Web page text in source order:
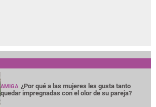
AMIGA ¿Por qué a las mujeres les gusta tanto
quedar impregnadas con el olor de su pareja?